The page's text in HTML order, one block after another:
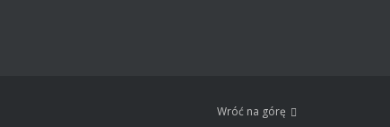
Wróć na górę